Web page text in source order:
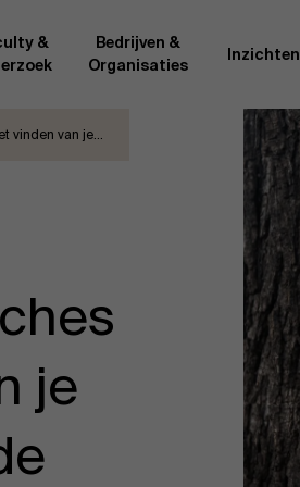
&
groep academici uit
ervaring geven zij
Bedrijven &
Organisaties
Inzichten
vinden van je…
je